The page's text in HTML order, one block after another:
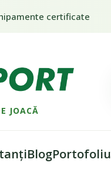
certificate
JOACĂ
BlogPortofoliu